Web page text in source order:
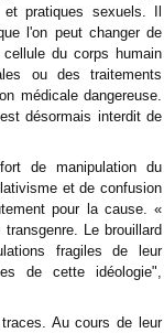
pratiques sexuels. Il
l'on peut changer de
du corps humain
ou des traitements
médicale dangereuse.
désormais interdit de
de manipulation du
et de confusion
pour la cause. «
Le brouillard
fragiles de leur
de cette idéologie",
Au cours de leur